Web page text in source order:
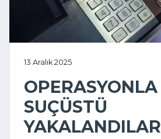
13 Aralık 2025
OPERASYONLA
SUÇÜSTÜ
YAKALANDILAR